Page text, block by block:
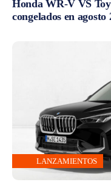
Honda WR-V VS
congelados en agosto
LANZAMIENTOS